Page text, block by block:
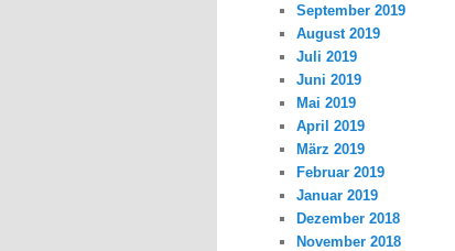
September 2019
August 2019
Juli 2019
Juni 2019
Mai 2019
April 2019
März 2019
Februar 2019
Januar 2019
Dezember 2018
November 2018